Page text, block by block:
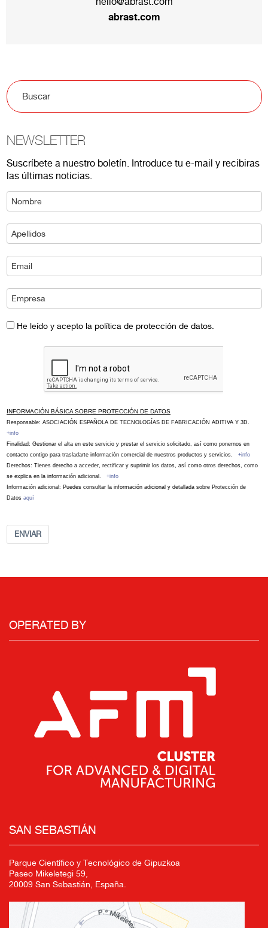
abrast.com
NEWSLETTER
Suscríbete a nuestro boletín. Introduce tu e-mail y recibiras
las últimas noticias.
He leído y acepto la política de protección de datos.
INFORMACIÓN BÁSICA SOBRE PROTECCIÓN DE DATOS
Responsable: ASOCIACIÓN ESPAÑOLA DE TECNOLOGÍAS DE FABRICACIÓN ADITIVA Y 3D.
+info
Finalidad: Gestionar el alta en este servicio y prestar el servicio solicitado, así como ponernos en
contacto contigo para trasladarte información comercial de nuestros productos y servicios. +info
Derechos: Tienes derecho a acceder, rectificar y suprimir los datos, así como otros derechos, como
se explica en la información adicional. +info
Información adicional: Puedes consultar la información adicional y detallada sobre Protección de
Datos aquí
ENVIAR
OPERATED BY
SAN SEBASTIÁN
Parque Científico y Tecnológico de Gipuzkoa
Paseo Mikeletegi 59,
20009 San Sebastián, España.